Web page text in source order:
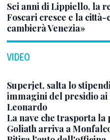
Sei anni di Lippiello, la
Foscari cresce e la città-
cambierà Venezia»
VIDEO
Superjet, salta lo
immagini del presidio ai
Leonardo
La nave che trasporta
Goliath arriva a